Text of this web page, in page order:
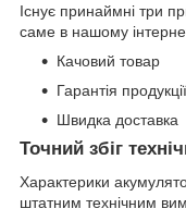
Існує принаймні три
саме в нашому
Качовий товар
Гарантія
Швидка доставка
Точний збіг
Характерики
штатним технічним